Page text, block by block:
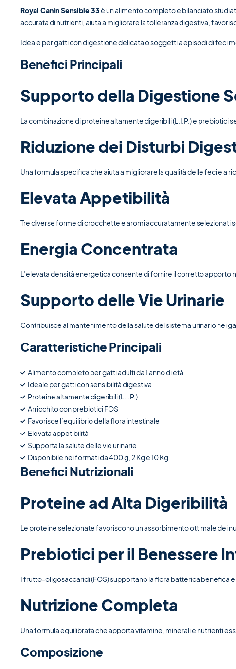
Royal Canin Sensible 33è un alimento completo e bilanciato
accurata di nutrienti, aiuta a migliorare la tolleranza digestiva,
Ideale per gatti con digestione delicata o soggetti a episodi di feci
Benefici Principali
Supporto della Digestione
La combinazione di proteine altamente digeribili (L.I.P.) e
Riduzione dei Disturbi
Una formula specifica che aiuta a migliorare la qualità delle feci e a
Elevata Appetibilità
Tre diverse forme di crocchette e aromi accuratamente selezionati
Energia Concentrata
L’elevata densità energetica consente di fornire il corretto apporto
Supporto delle Vie Urinarie
Contribuisce al mantenimento della salute del sistema urinario nei
Caratteristiche Principali
Alimento completo per gatti adulti da 1 anno di età
Ideale per gatti con sensibilità digestiva
Proteine altamente digeribili (L.I.P.)
Arricchito con prebiotici FOS
Favorisce l’equilibrio della flora intestinale
Elevata appetibilità
Supporta la salute delle vie urinarie
Disponibile nei formati da 400 g, 2 Kg e 10 Kg
Benefici Nutrizionali
Proteine ad Alta Digeribilità
Le proteine selezionate favoriscono un assorbimento ottimale dei
Prebiotici per il Benessere
I frutto-oligosaccaridi (FOS) supportano la flora batterica benefica
Nutrizione Completa
Una formula equilibrata che apporta vitamine, minerali e nutrienti
Composizione